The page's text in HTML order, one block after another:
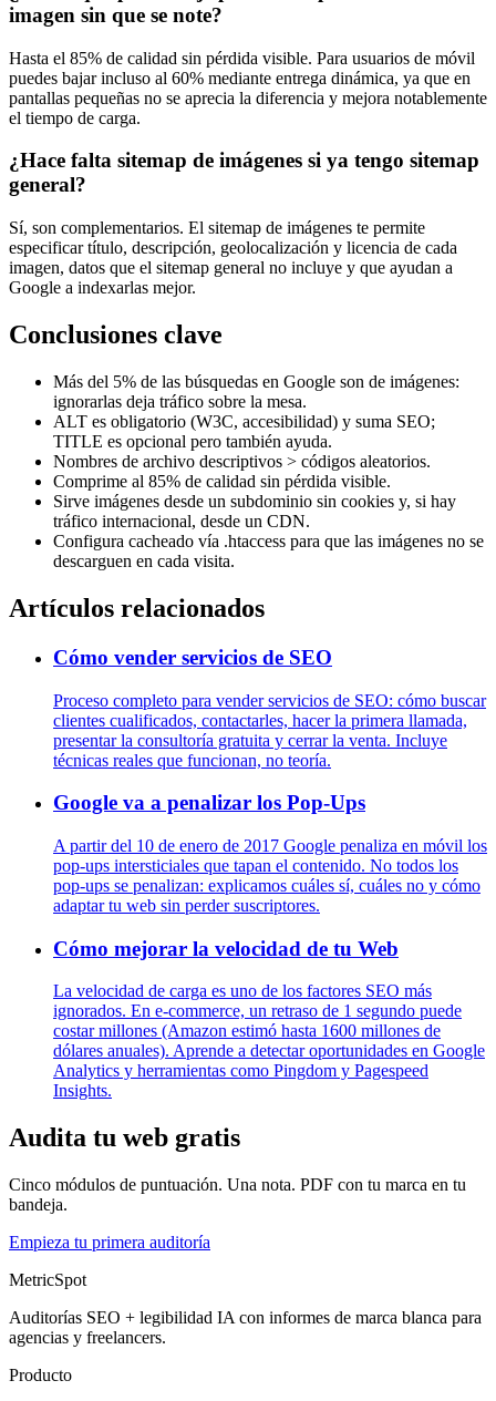
imagen sin que se note?
Hasta el 85% de calidad sin pérdida visible. Para usuarios de móvil
puedes bajar incluso al 60% mediante entrega dinámica, ya que en
pantallas pequeñas no se aprecia la diferencia y mejora notablemente
el tiempo de carga.
¿Hace falta sitemap de imágenes si ya tengo sitemap
general?
Sí, son complementarios. El sitemap de imágenes te permite
especificar título, descripción, geolocalización y licencia de cada
imagen, datos que el sitemap general no incluye y que ayudan a
Google a indexarlas mejor.
Conclusiones clave
Más del 5% de las búsquedas en Google son de imágenes:
ignorarlas deja tráfico sobre la mesa.
ALT es obligatorio (W3C, accesibilidad) y suma SEO;
TITLE es opcional pero también ayuda.
Nombres de archivo descriptivos > códigos aleatorios.
Comprime al 85% de calidad sin pérdida visible.
Sirve imágenes desde un subdominio sin cookies y, si hay
tráfico internacional, desde un CDN.
Configura cacheado vía .htaccess para que las imágenes no se
descarguen en cada visita.
Artículos relacionados
Cómo vender servicios de SEO
Proceso completo para vender servicios de SEO: cómo buscar
clientes cualificados, contactarles, hacer la primera llamada,
presentar la consultoría gratuita y cerrar la venta. Incluye
técnicas reales que funcionan, no teoría.
Google va a penalizar los Pop-Ups
A partir del 10 de enero de 2017 Google penaliza en móvil los
pop-ups intersticiales que tapan el contenido. No todos los
pop-ups se penalizan: explicamos cuáles sí, cuáles no y cómo
adaptar tu web sin perder suscriptores.
Cómo mejorar la velocidad de tu Web
La velocidad de carga es uno de los factores SEO más
ignorados. En e-commerce, un retraso de 1 segundo puede
costar millones (Amazon estimó hasta 1600 millones de
dólares anuales). Aprende a detectar oportunidades en Google
Analytics y herramientas como Pingdom y Pagespeed
Insights.
Audita tu web gratis
Cinco módulos de puntuación. Una nota. PDF con tu marca en tu
bandeja.
Empieza tu primera auditoría
MetricSpot
Auditorías SEO + legibilidad IA con informes de marca blanca para
agencias y freelancers.
Producto